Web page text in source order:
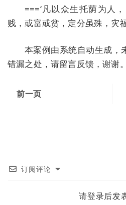
===‘凡以众生托荫为人
贱，或富或贫，定分虽殊，灾
本案例由系统自动生成，
错漏之处，请留言反馈，谢谢。
前一页
订阅评论
请登录后发